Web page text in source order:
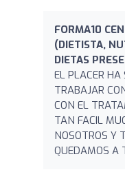
FORMA10
(DIETISTA,
DIETAS
EL PLACER
TRABAJAR
CON EL
TAN FACIL
NOSOTROS Y
QUEDAMOS A